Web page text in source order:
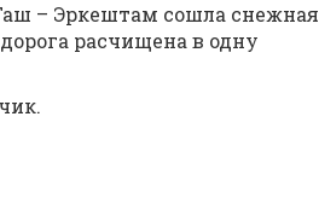
– Эркештам сошла снежная
расчищена в одну